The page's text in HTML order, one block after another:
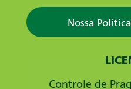
Nossa
Controle de